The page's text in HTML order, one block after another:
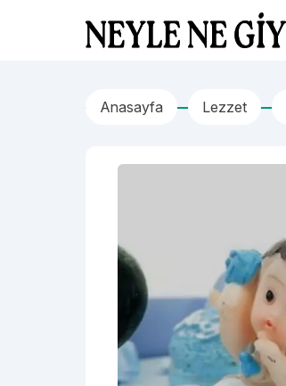
Neyle Ne Giyilir
Anasayfa Lezzet